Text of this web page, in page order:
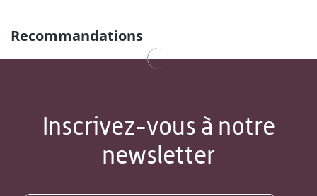
Recommandations
Inscrivez-vous à notre
newsletter